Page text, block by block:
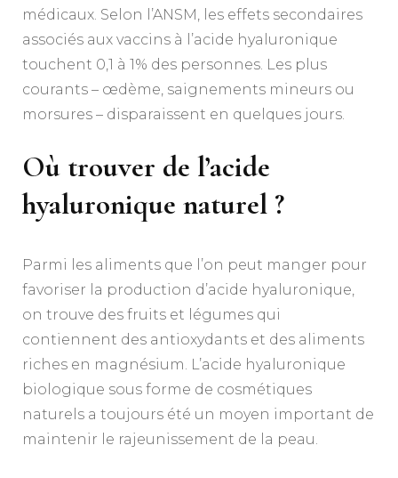
médicaux. Selon l’ANSM, les effets secondaires
associés aux vaccins à l’acide hyaluronique
touchent 0,1 à 1% des personnes. Les plus
courants – œdème, saignements mineurs ou
morsures – disparaissent en quelques jours.
Où trouver de l’acide
hyaluronique naturel ?
Parmi les aliments que l’on peut manger pour
favoriser la production d’acide hyaluronique,
on trouve des fruits et légumes qui
contiennent des antioxydants et des aliments
riches en magnésium. L’acide hyaluronique
biologique sous forme de cosmétiques
naturels a toujours été un moyen important de
maintenir le rajeunissement de la peau.